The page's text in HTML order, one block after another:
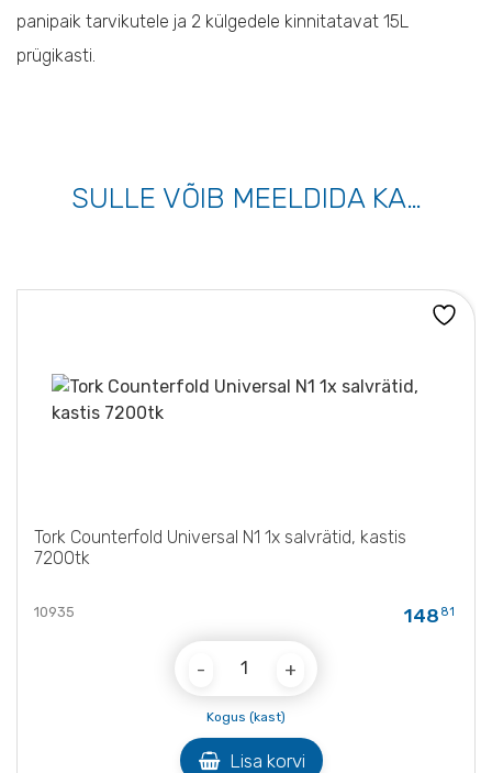
panipaik tarvikutele ja 2 külgedele kinnitatavat 15L
prügikasti.
SULLE VÕIB MEELDIDA KA…
Tork Counterfold Universal N1 1x salvrätid, kastis
7200tk
10935 148 81
Quantity
Kogus (kast)
Lisa korvi